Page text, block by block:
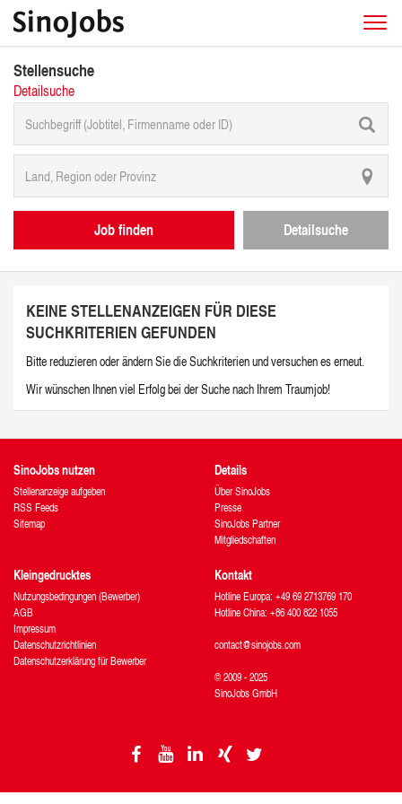
Stellensuche
Detailsuche
Job finden Detailsuche
KEINE STELLENANZEIGEN FÜR DIESE
SUCHKRITERIEN GEFUNDEN
Bitte reduzieren oder ändern Sie die Suchkriterien und versuchen es erneut.
Wir wünschen Ihnen viel Erfolg bei der Suche nach Ihrem Traumjob!
SinoJobs nutzen
Stellenanzeige aufgeben
RSS Feeds
Sitemap
Details
Über SinoJobs
Presse
SinoJobs Partner
Mitgliedschaften
Kleingedrucktes
Nutzungsbedingungen (Bewerber)
AGB
Impressum
Datenschutzrichtlinien
Datenschutzerklärung für Bewerber
Kontakt
Hotline Europa: +49 69 2713769 170
Hotline China: +86 400 822 1055
contact@sinojobs.com
© 2009 - 2025
SinoJobs GmbH